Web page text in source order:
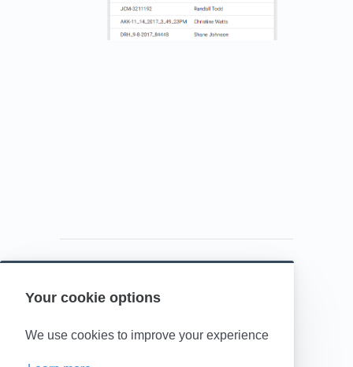
Your cookie options
We use cookies to improve your experience
Powered by HelpDocs